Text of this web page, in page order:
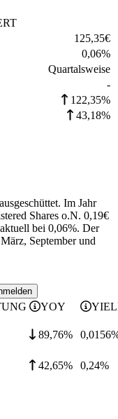
125,35€
0,06%
Quartalsweise
-
122,35%
43,18%
Im Jahr
Shares o.N. 0,19€
bei 0,06%. Der
September und
YOY
89,76% 0,0156
42,65% 0,24%